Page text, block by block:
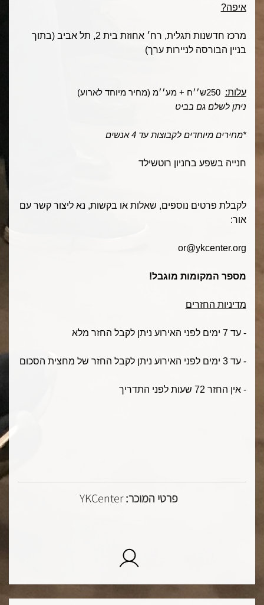
איפה?
מרכז חדשנות תגלית, רח׳ אחוזת בית 2, תל אביב (בתוך
בניין הבורסה לניירות ערך)
עלות: 250ש׳׳ח + מע׳׳מ (מחיר מיוחד לארוע(
ניתן לשלם גם בביט
*מחירים מיוחדים לקבוצות עד 4 אנשים
חנייה בשפע בחניון רוטשילד
לקבלת פרטים נוספים, שאלות או בקשות, נא ליצור קשר עם
אור:
or@ykcenter.org
מספר המקומות מוגבל!
מדיניות החזרים
- עד 7 ימים לפני האירוע ניתן לקבל החזר מלא
- עד 3 ימים לפני האירוע ניתן לקבל החזר של מחצית הסכום
- אין החזר 72 שעות לפני התדריך
פרטי המוכר:YKCenter